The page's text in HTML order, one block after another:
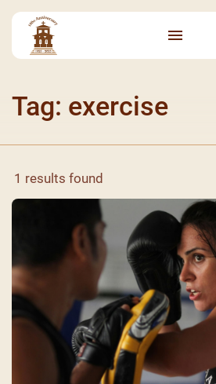
Tag: exercise
1 results found